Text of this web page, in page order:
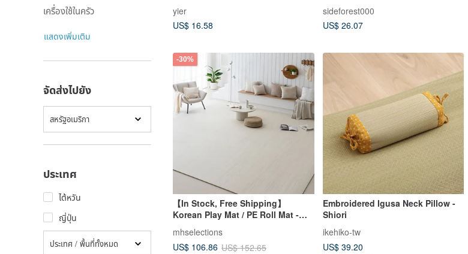
เครื่องใช้ในครัว
แสดงเพิ่มเติม
จัดส่งไปยัง
สหรัฐอเมริกา
ประเทศ
ไต้หวัน
ญี่ปุ่น
ประเทศ / พื้นที่ทั้งหมด
Stickers (PET)
yier
US$ 16.58
sideforest000
US$ 26.07
-30%
【In Stock, Free Shipping】
Korean Play Mat / PE Roll Mat -
Child Protection
mhselections
US$ 106.86 US$ 152.65
Embroidered Igusa Neck Pillow -
Shiori
ikehiko-tw
US$ 39.20